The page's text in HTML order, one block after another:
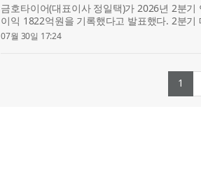
금호타이어(대표이사 정일택)가 2026년 2분
이익 1822억원을 기록했다고 발표했다. 2분
차용(OE) 타이어 공급 확대와 고수익 타이어
07월 30일 17:24
1